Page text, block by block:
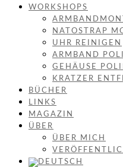
WORKSHOPS
NATOSTRAP
UHR REINIGEN
ARMBAND
GEHÄUSE
KRATZER
BÜCHER
LINKS
MAGAZIN
ÜBER
ÜBER MICH